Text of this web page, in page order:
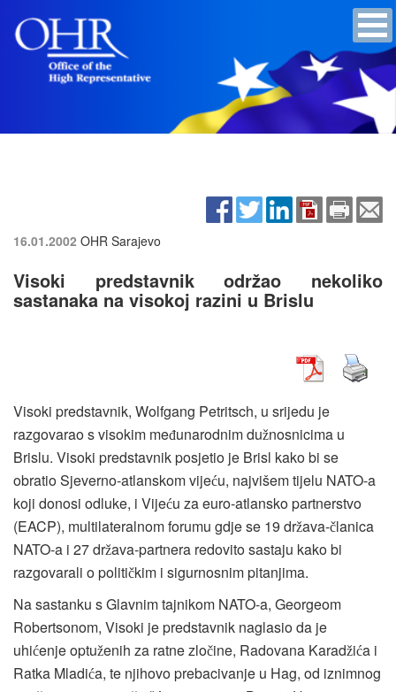
16.01.2002 OHR Sarajevo
Visoki predstavnik održao nekoliko
sastanaka na visokoj razini u Brislu
Visoki predstavnik, Wolfgang Petritsch, u srijedu je
razgovarao s visokim međunarodnim dužnosnicima u
Brislu. Visoki predstavnik posjetio je Brisl kako bi se
obratio Sjeverno-atlanskom vijeću, najvišem tijelu NATO-a
koji donosi odluke, i Vijeću za euro-atlansko partnerstvo
(EACP), multilateralnom forumu gdje se 19 država-članica
NATO-a i 27 država-partnera redovito sastaju kako bi
razgovarali o političkim i sigurnosnim pitanjima.
Na sastanku s Glavnim tajnikom NATO-a, Georgeom
Robertsonom, Visoki je predstavnik naglasio da je
uhićenje optuženih za ratne zločine, Radovana Karadžića i
Ratka Mladića, te njihovo prebacivanje u Hag, od iznimnog